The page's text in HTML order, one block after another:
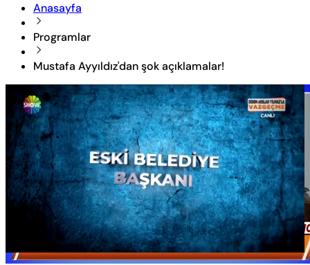
Anasayfa
Programlar
Mustafa Ayyıldız'dan şok açıklamalar!
Aç
Yüklendi:
14.28%
Oynatma
Hızı